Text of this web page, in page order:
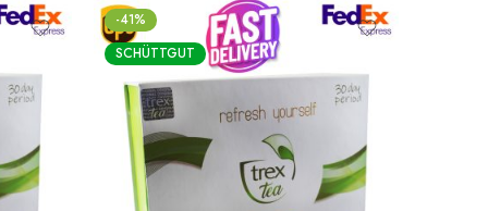
-41%
SCHÜTTGUT